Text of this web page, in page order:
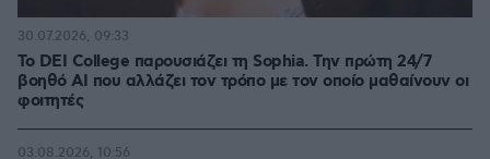
Το DEI College παρουσιάζει τη Sophia. Την πρώτη 24/7
βοηθό AI που αλλάζει τον τρόπο με τον οποίο μαθαίνουν οι
φοιτητές
30.07.2026, 09:33
03.08.2026, 10:56